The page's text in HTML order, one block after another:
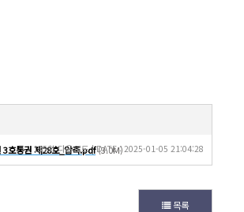
3호통권 제28호_압축.pdf(3.0M)
185회 다운로드 | DATE : 2025-01-05 21:04:28
목록